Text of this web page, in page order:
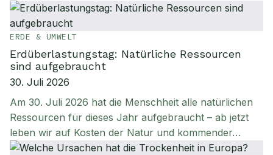
ERDE & UMWELT
Erdüberlastungstag: Natürliche Ressourcen
sind aufgebraucht
30. Juli 2026
Am 30. Juli 2026 hat die Menschheit alle natürlichen
Ressourcen für dieses Jahr aufgebraucht – ab jetzt
leben wir auf Kosten der Natur und kommender…